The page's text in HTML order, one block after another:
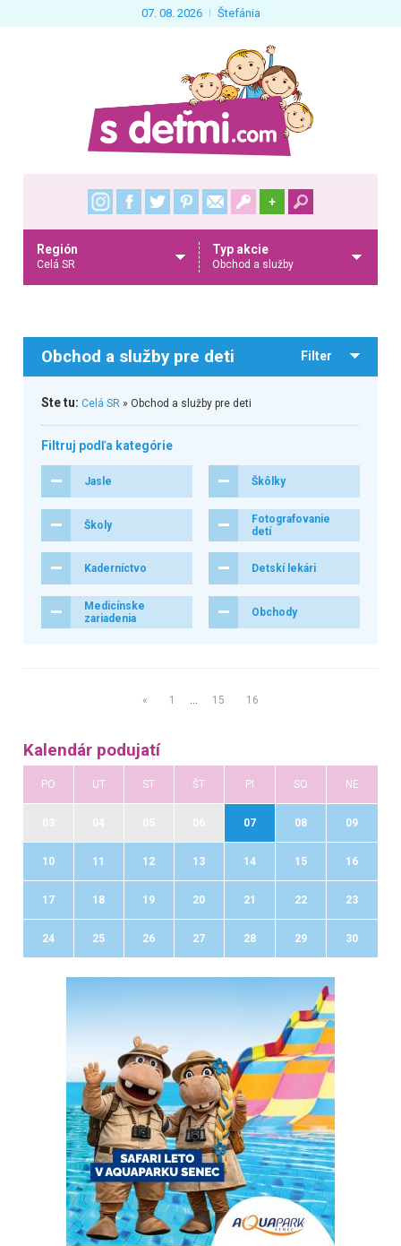
07. 08. 2026 Štefánia
+
Región
Celá SR
Typ akcie
Obchod a služby
Obchod a služby pre deti Filter
Ste tu: Celá SR» Obchod a služby pre deti
Filtruj podľa kategórie
Jasle Škôlky
Školy
Fotografovanie
detí
Kaderníctvo Detskí lekári
Medicínske
zariadenia
Obchody
« 1 … 15 16
Kalendár podujatí
PO UT ST ŠT PI SO NE
07 08 09
10 11 12 13 14 15 16
17 18 19 20 21 22 23
24 25 26 27 28 29 30